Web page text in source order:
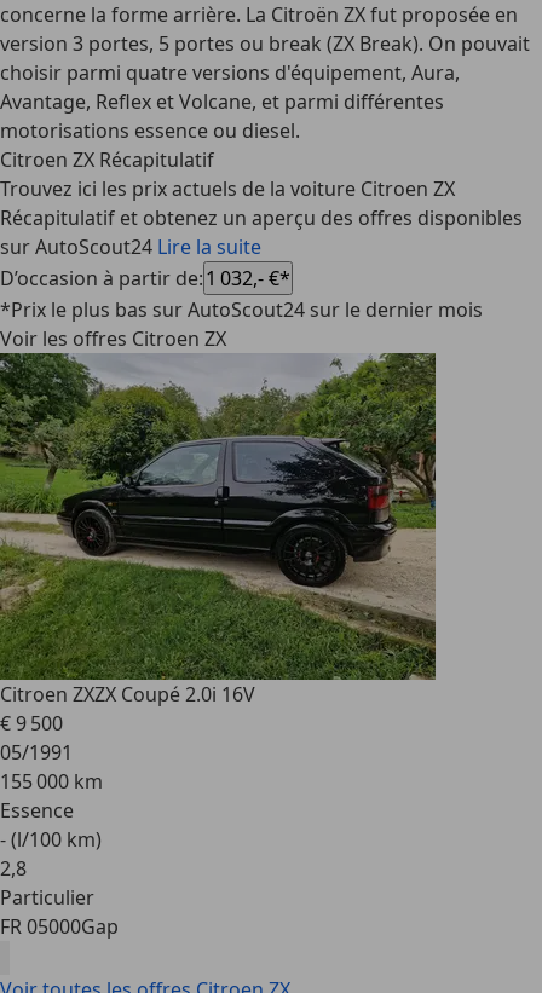
concerne la forme arrière. La Citroën ZX fut proposée en
version 3 portes, 5 portes ou break (ZX Break). On pouvait
choisir parmi quatre versions d'équipement, Aura,
Avantage, Reflex et Volcane, et parmi différentes
motorisations essence ou diesel.
Citroen ZX Récapitulatif
Trouvez ici les prix actuels de la voiture Citroen ZX
Récapitulatif et obtenez un aperçu des offres disponibles
sur AutoScout24 Lire la suite
D’occasion à partir de:1 032,- €*
*Prix le plus bas sur AutoScout24 sur le dernier mois
Voir les offres Citroen ZX
Citroen ZXZX Coupé 2.0i 16V
€ 9 500
05/1991
155 000 km
Essence
- (l/100 km)
2,8
Particulier
FR 05000Gap